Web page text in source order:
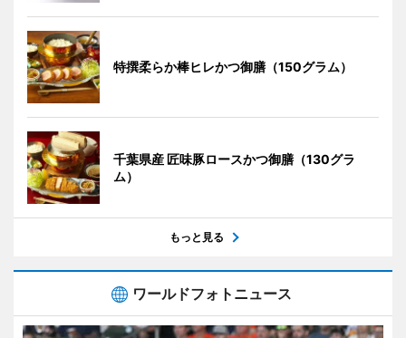
特撰柔らか棒ヒレかつ御膳（150グラム）
千葉県産 匠味豚ロースかつ御膳（130グラ
ム）
もっと見る
ワールドフォトニュース